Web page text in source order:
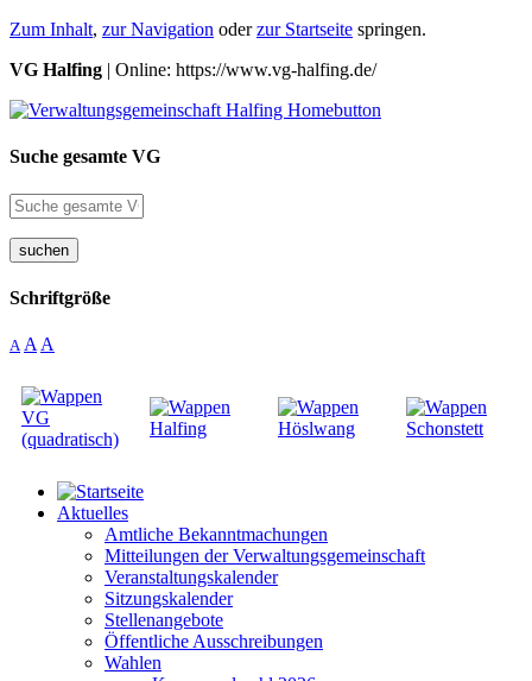
Zum Inhalt, zur Navigation oderzur Startseite springen.
VG Halfing | Online: https://www.vg-halfing.de/
Suche gesamte VG
suchen
Schriftgröße
A A A
Aktuelles
Amtliche Bekanntmachungen
Mitteilungen der Verwaltungsgemeinschaft
Veranstaltungskalender
Sitzungskalender
Stellenangebote
Öffentliche Ausschreibungen
Wahlen